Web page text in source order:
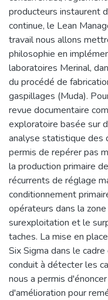
producteurs instaurent
continue, le Lean
travail nous allons
philosophie en
laboratoires Merinal,
du procédé de
gaspillages (Muda).
revue documentaire
exploratoire basée sur
analyse statistique des
permis de repérer pas
la production primaire
récurrents de réglage
conditionnement
opérateurs dans la
surexploitation et le
taches. La mise en
Six Sigma dans le
conduit à détecter les
nous a permis
d'amélioration pour